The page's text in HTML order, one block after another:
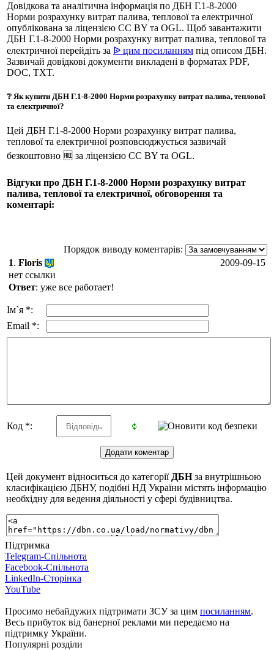
Довідкова та аналітична інформація по ДБН Г.1-8-2000
Норми розрахунку витрат палива, теплової та електричної
опублікована за ліцензією CC BY та OGL. Щоб завантажити
ДБН Г.1-8-2000 Норми розрахунку витрат палива, теплової та
електричної перейдіть за ᐉ цим посиланням під описом ДБН.
Зазвичай довідкові документи викладені в форматах PDF,
DOC, TXT.
❔ Як купити ДБН Г.1-8-2000 Норми розрахунку витрат палива, теплової
та електричної?
Цей ДБН Г.1-8-2000 Норми розрахунку витрат палива,
теплової та електричної розповсюджується зазвичай
безкоштовно 🆓 за ліцензією CC BY та OGL.
Відгуки про ДБН Г.1-8-2000 Норми розрахунку витрат
палива, теплової та електричної, обговорення та
коментарі:
Порядок виводу коментарів:
2009-09-15
1. Floris
нет ссылки
Ответ: уже все работает!
Ім`я *:
Email *:
Код *:
Цей документ відноситься до категорії ДБНза внутрішньою
класифікацією ДБНУ, подібні НД України містять інформацію
необхідну для ведення діяльності у сфері будівництва.
Підтримка
Telegram-Спільнота
Facebook-Спільнота
LinkedIn-Сторінка
YouTube
Просимо небайдужих підтримати ЗСУ за цим посиланням.
Весь прибуток від банерної реклами ми передаємо на
підтримку України.
Популярні розділи